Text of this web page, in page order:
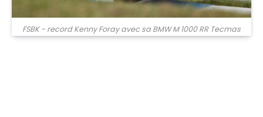
FSBK - record Kenny Foray avec sa BMW M 1000 RR Tecmas